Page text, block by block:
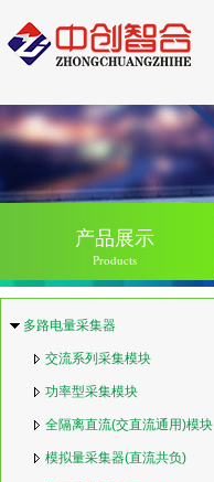
产品展示
Products
多路电量采集器
交流系列采集模块
功率型采集模块
全隔离直流(交直流通用)模块
模拟量采集器(直流共负)